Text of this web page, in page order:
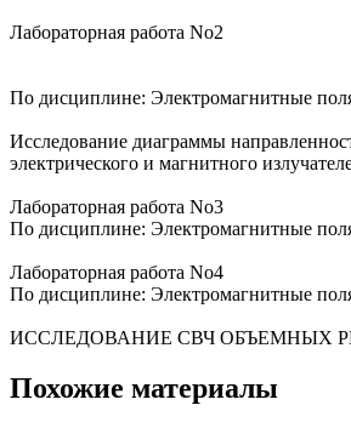
Лабораторная работа No2
По дисциплине: Электромагнитные
Исследование диаграммы
электрического и магнитного
Лабораторная работа No3
По дисциплине: Электромагнитные
Лабораторная работа No4
По дисциплине: Электромагнитные
ИССЛЕДОВАНИЕ СВЧ ОБЪЕМНЫХ
Похожие материалы